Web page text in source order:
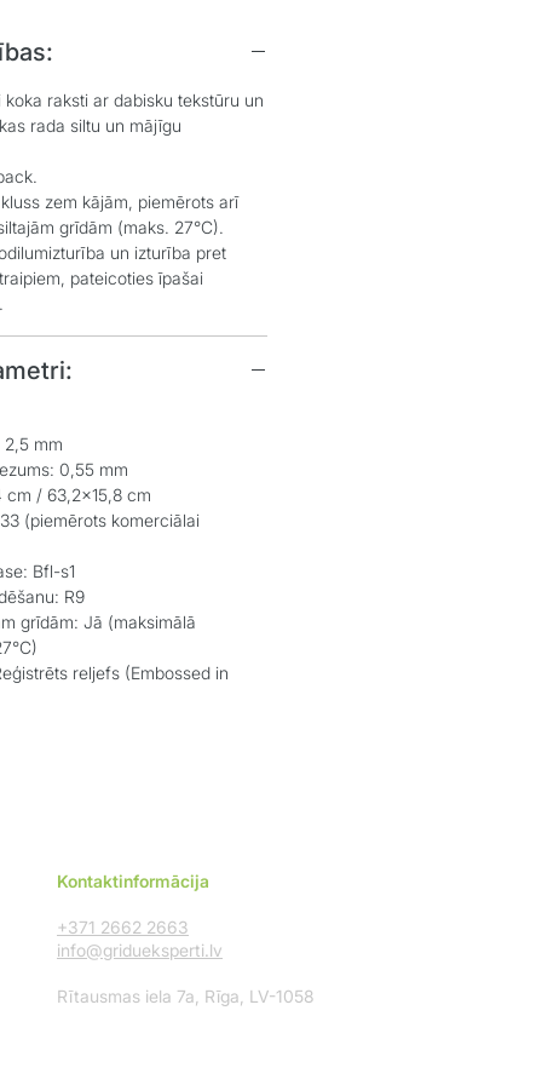
koka raksti ar dabisku tekstūru un
rada siltu un mājīgu
zem kājām, piemērots arī
grīdām (maks. 27°C).
un izturība pret
pateicoties īpašai
2,5 mm
0,55 mm
cm / 63,2x15,8 cm
(piemērots komerciālai
Bfl-s1
R9
grīdām: Jā (maksimālā
reljefs (Embossed in
Kontaktinformācija
+371 2662 2663
info@gridueksperti.lv
Rītausmas iela 7a, Rīga, LV-1058